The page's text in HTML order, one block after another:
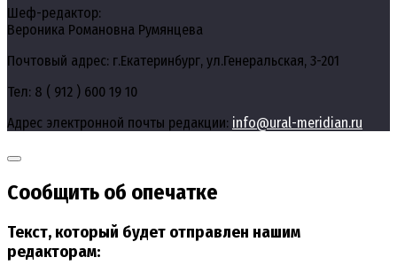
Шеф-редактор:
Вероника Романовна Румянцева
Почтовый адрес: г.Екатеринбург, ул.Генеральская, 3-201
Тел: 8 ( 912 ) 600 19 10
Адрес электронной почты редакции: info@ural-meridian.ru
Сообщить об опечатке
Текст, который будет отправлен нашим
редакторам: